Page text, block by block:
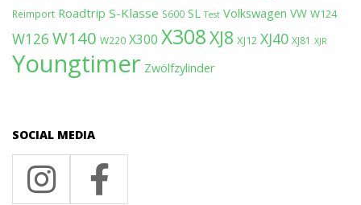
Reimport Roadtrip S-Klasse S600 SL Test Volkswagen VW W124
W126 W140 W220 X300 X308XJ8 XJ12 XJ40 XJ81 XJR
Youngtimer Zwölfzylinder
SOCIAL MEDIA